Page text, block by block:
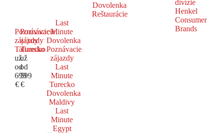
Dovolenka
Reštaurácie
Poznávacie
zájazdy
Taliansko
už
od
699
€
Poznávacie
zájazdy
Turecko
už
od
599
€
Last
Minute
Dovolenka
Poznávacie
zájazdy
Last
Minute
Turecko
Dovolenka
Maldivy
Last
Minute
Egypt